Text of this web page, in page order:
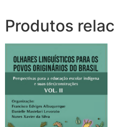
Produtos